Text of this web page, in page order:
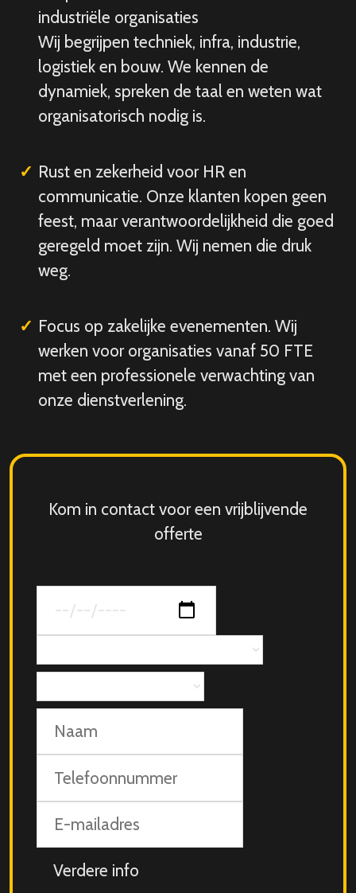
industriële organisaties
Wij begrijpen techniek, infra, industrie,
logistiek en bouw. We kennen de
dynamiek, spreken de taal en weten wat
organisatorisch nodig is.
Rust en zekerheid voor HR en
communicatie. Onze klanten kopen geen
feest, maar verantwoordelijkheid die goed
geregeld moet zijn. Wij nemen die druk
weg.
Focus op zakelijke evenementen. Wij
werken voor organisaties vanaf 50 FTE
met een professionele verwachting van
onze dienstverlening.
Kom in contact voor een vrijblijvende
offerte
van
jouw
personen
mailadres
Aanvullende
info